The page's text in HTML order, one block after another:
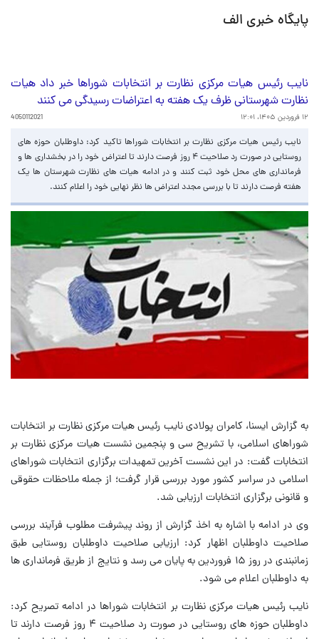
پایگاه خبری الف
نایب رئیس هیات مرکزی نظارت بر انتخابات شوراها خبر داد هیات
نظارت شهرستانی ظرف یک هفته به اعتراضات رسیدگی می کنند
۱۲ فروردین ۱۴۰۵، ۱۲:۰۱ 4050112021
نایب رئیس هیات مرکزی نظارت بر انتخابات شوراها تاکید کرد: داوطلبان حوزه های
روستایی در صورت رد صلاحیت ۴ روز فرصت دارند تا اعتراض خود را در بخشداری ها و
فرمانداری های محل خود ثبت کنند و در ادامه هیات های نظارت شهرستان ها یک
هفته فرصت دارند تا با بررسی مجدد اعتراض ها نظر نهایی خود را اعلام کنند.
به گزارش ایسنا، کامران پولادی نایب رئیس هیات مرکزی نظارت بر انتخابات
شوراهای اسلامی، با تشریح سی و پنجمین نشست هیات مرکزی نظارت بر
انتخابات گفت: در این نشست آخرین تمهیدات برگزاری انتخابات شوراهای
اسلامی در سراسر کشور مورد بررسی قرار گرفت؛ از جمله ملاحظات حقوقی
و قانونی برگزاری انتخابات ارزیابی شد.
وی در ادامه با اشاره به اخذ گزارش از روند پیشرفت مطلوب فرآیند بررسی
صلاحیت داوطلبان اظهار کرد: ارزیابی صلاحیت داوطلبان روستایی طبق
زمانبندی در روز ۱۵ فروردین به پایان می رسد و نتایج از طریق فرمانداری ها
به داوطلبان اعلام می شود.
نایب رئیس هیات مرکزی نظارت بر انتخابات شوراها در ادامه تصریح کرد:
داوطلبان حوزه های روستایی در صورت رد صلاحیت ۴ روز فرصت دارند تا